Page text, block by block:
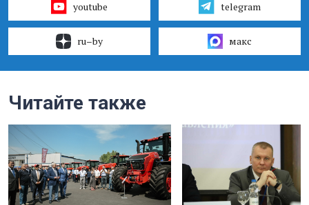
youtube telegram
ru–by макс
Читайте также